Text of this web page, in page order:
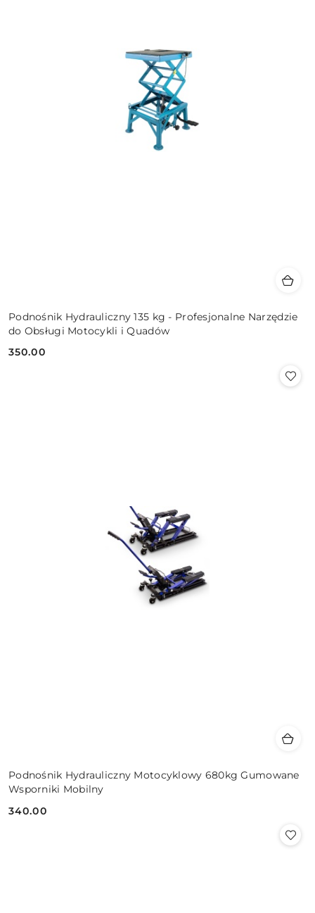
Podnośnik Hydrauliczny 135 kg - Profesjonalne Narzędzie
do Obsługi Motocykli i Quadów
Cena:
350.00
Podnośnik Hydrauliczny Motocyklowy 680kg Gumowane
Wsporniki Mobilny
Cena:
340.00